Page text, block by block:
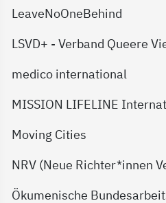
LeaveNoOneBehind
LSVD+ - Verband Queere
medico international
MISSION LIFELINE
Moving Cities
NRV (Neue Richter*innen
Ökumenische